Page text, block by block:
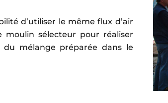
d’utiliser le même flux d’air
sélecteur pour réaliser
du mélange préparée dans le